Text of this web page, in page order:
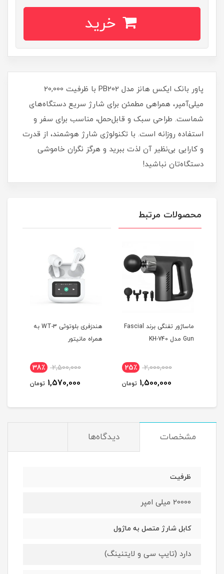
خرید
پاور بانک ایکس هانز مدل PB202 با ظرفیت 20,000
میلی‌آمپر، همراهی مطمئن برای شارژ سریع دستگاه‌های
شماست. طراحی سبک و قابل‌حمل، مناسب برای سفر و
استفاده روزانه است. با تکنولوژی شارژ هوشمند، از قدرت
و کارایی بی‌نظیر آن لذت ببرید و هرگز نگران خاموشی
دستگاه‌تان نباشید!
محصولات مرتبط
ماساژور تفنگی برند Fascial
Gun مدل KH-740
2,000,000 25٪
1,500,000 تومان
هندزفری بلوتوثی WT-3 به
همراه مانیتور
2,500,000 38٪
1,570,000 تومان
مشخصات دیدگاه‌ها
ظرفیت
20000 میلی امپر
کابل شارژ متصل به ماژول
دارد (تایپ سی و لایتنینگ)